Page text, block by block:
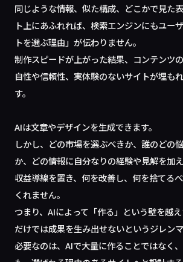
同じような情報、似た構成、どこかで見た
ト上にあふれれば、検索エンジンにもユー
トを選ぶ理由」が伝わりません。
制作スピードが上がった結果、コンテンツ
自性や信頼性、実体験のないサイトが埋も
す。
AIは文章やデザインを生成できます。
しかし、どの市場を選ぶべきか、誰のどの
か、どの情報に自分なりの経験や見解を加
収益導線を置き、何を改善し、何を捨てる
くれません。
つまり、AIによって「作る」という壁を越
だけでは成果を生み出せないというジレンマ
必要なのは、AIで大量に作ることではなく